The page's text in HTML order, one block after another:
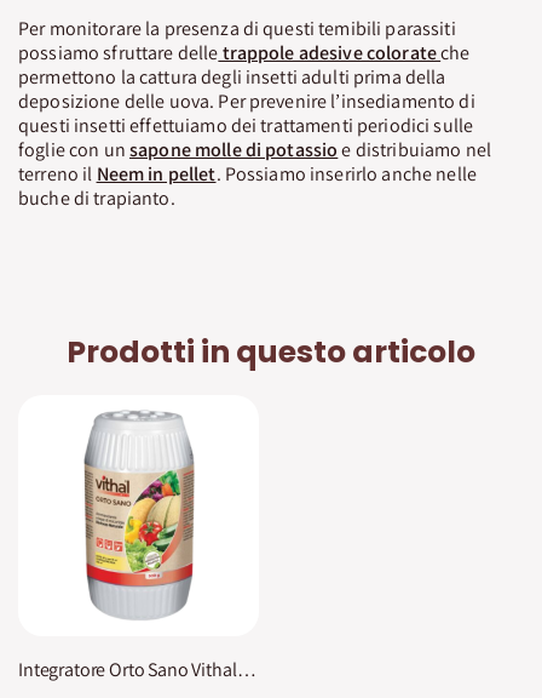
Per monitorare la presenza di questi temibili parassiti
possiamo sfruttare delletrappole adesive colorateche
permettono la cattura degli insetti adulti prima della
deposizione delle uova. Per prevenire l’insediamento di
questi insetti effettuiamo dei trattamenti periodici sulle
foglie con unsapone molle di potassioe distribuiamo nel
terreno il Neem in pellet. Possiamo inserirlo anche nelle
buche di trapianto.
Prodotti in questo articolo
Integratore Orto Sano Vithal Bio